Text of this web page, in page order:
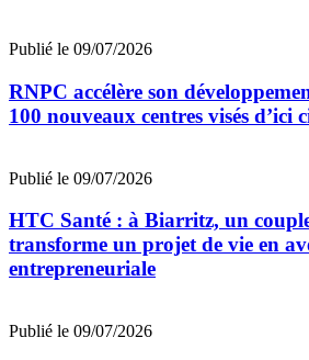
Publié le 09/07/2026
RNPC accélère son
100 nouveaux centres visés d’ici
Publié le 09/07/2026
HTC Santé : à Biarritz, un
transforme un projet de vie en
entrepreneuriale
Publié le 09/07/2026